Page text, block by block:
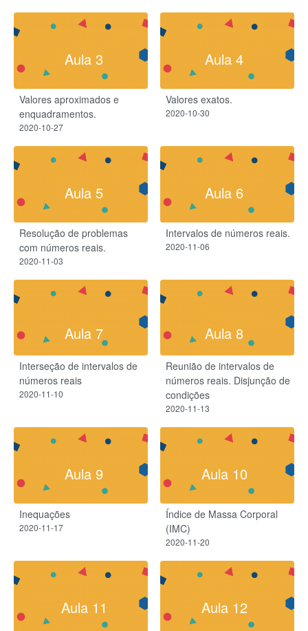
Aula 3
Valores aproximados e
enquadramentos.
2020-10-27
Aula 4
Valores exatos.
2020-10-30
Aula 5
Resolução de problemas
com números reais.
2020-11-03
Aula 6
Intervalos de números reais.
2020-11-06
Aula 7
Interseção de intervalos de
números reais
2020-11-10
Aula 8
Reunião de intervalos de
números reais. Disjunção de
condições
2020-11-13
Aula 9
Inequações
2020-11-17
Aula 10
Índice de Massa Corporal
(IMC)
2020-11-20
Aula 11 Aula 12